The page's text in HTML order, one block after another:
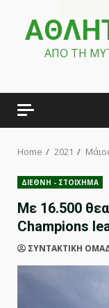
ΑΠΟ ΤΗ
Home 2021
ΔΙΕΘΝΗ - ΣΤΟΙΧΗΜΑ
Με 16.500
Champions
ΣΥΝΤΑΚΤΙΚΗ